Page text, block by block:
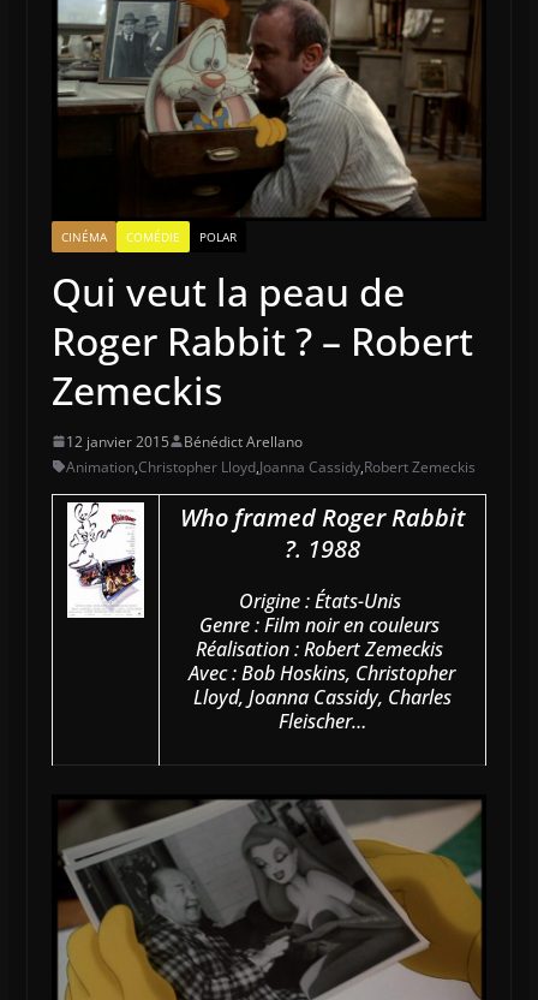
CINÉMA COMÉDIE POLAR
Qui veut la peau de
Roger Rabbit ? – Robert
Zemeckis
12 janvier 2015
Bénédict Arellano
Animation,Christopher Lloyd,Joanna Cassidy,Robert Zemeckis
Who framed Roger Rabbit
?. 1988
Origine : États-Unis
Genre : Film noir en couleurs
Réalisation : Robert Zemeckis
Avec : Bob Hoskins, Christopher
Lloyd, Joanna Cassidy, Charles
Fleischer…